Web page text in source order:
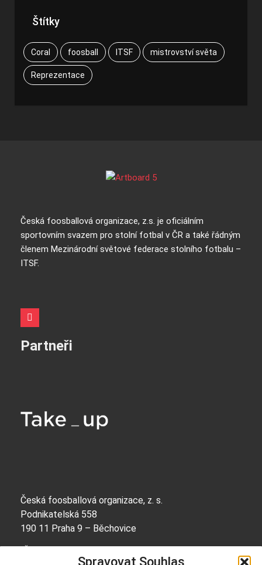
Spravovat Souhlas
Štítky
Coral foosball ITSF mistrovství světa
Reprezentace
Česká foosballová organizace, z.s. je oficiálním
sportovním svazem pro stolní fotbal v ČR a také řádným
členem Mezinárodní světové federace stolního fotbalu –
ITSF.
Partneři
Česká foosballová organizace, z. s.
Podnikatelská 558
190 11 Praha 9 – Běchovice